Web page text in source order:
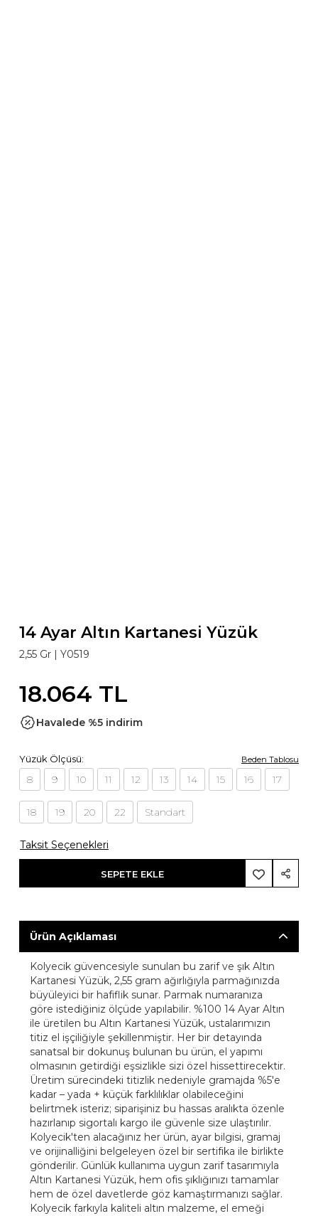
14 Ayar Altın Kartanesi Yüzük
2,55 Gr | Y0519
18.064 TL
Havalede %5 indirim
Yüzük Ölçüsü: Beden Tablosu
8 9 10 11 12 13 14 15 16 17
18 19 20 22 Standart
Taksit Seçenekleri
SEPETE EKLE
Ürün Açıklaması
Kolyecik güvencesiyle sunulan bu zarif ve şık Altın
Kartanesi Yüzük, 2,55 gram ağırlığıyla parmağınızda
büyüleyici bir hafiflik sunar. Parmak numaranıza
göre istediğiniz ölçüde yapılabilir. %100 14 Ayar Altın
ile üretilen bu Altın Kartanesi Yüzük, ustalarımızın
titiz el işçiliğiyle şekillenmiştir. Her bir detayında
sanatsal bir dokunuş bulunan bu ürün, el yapımı
olmasının getirdiği eşsizlikle sizi özel hissettirecektir.
Üretim sürecindeki titizlik nedeniyle gramajda %5'e
kadar – yada + küçük farklılıklar olabileceğini
belirtmek isteriz; siparişiniz bu hassas aralıkta özenle
hazırlanıp sigortalı kargo ile güvenle size ulaştırılır.
Kolyecik'ten alacağınız her ürün, ayar bilgisi, gramaj
ve orijinalliğini belgeleyen özel bir sertifika ile birlikte
gönderilir. Günlük kullanıma uygun zarif tasarımıyla
Altın Kartanesi Yüzük, hem ofis şıklığınızı tamamlar
hem de özel davetlerde göz kamaştırmanızı sağlar.
Kolyecik farkıyla kaliteli altın malzeme, el emeği